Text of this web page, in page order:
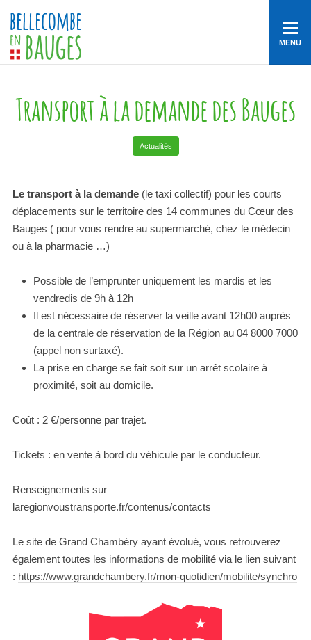
MENU
Transport à la demande des Bauges
Actualités
Le transport à la demande(le taxi collectif) pour les courts
déplacements sur le territoire des 14 communes du Cœur des
Bauges ( pour vous rendre au supermarché, chez le médecin
ou à la pharmacie …)
Possible de l’emprunter uniquement les mardis et les
vendredis de 9h à 12h
Il est nécessaire de réserver la veille avant 12h00 auprès
de la centrale de réservation de la Région au 04 8000 7000
(appel non surtaxé).
La prise en charge se fait soit sur un arrêt scolaire à
proximité, soit au domicile.
Coût : 2 €/personne par trajet.
Tickets : en vente à bord du véhicule par le conducteur.
Renseignements sur
laregionvoustransporte.fr/contenus/contacts
Le site de Grand Chambéry ayant évolué, vous retrouverez
également toutes les informations de mobilité via le lien suivant
: https://www.grandchambery.fr/mon-quotidien/mobilite/synchro